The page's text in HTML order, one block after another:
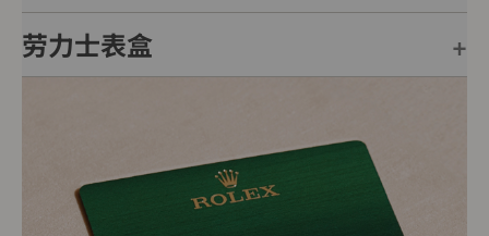
每只劳力士腕表均附有全球五年保用保证，并附上绿色印
章，此印章是超卓天文台精密时计的象征。此认证除了证
劳力士表盒
送礼之用亦非常合适，接收礼物者会感到愉悦非常。